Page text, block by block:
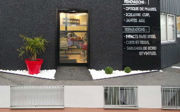
Marquage véhicules